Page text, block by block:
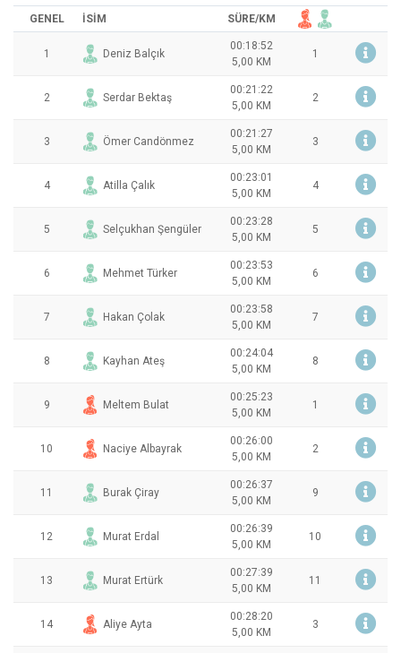
GENEL İSİM SÜRE/KM
1 Deniz Balçık
00:18:52
5,00 KM
1
2 Serdar Bektaş
00:21:22
5,00 KM
2
3 Ömer Candönmez
00:21:27
5,00 KM
3
4 Atilla Çalık
00:23:01
5,00 KM
4
5 Selçukhan Şengüler
00:23:28
5,00 KM
5
6 Mehmet Türker
00:23:53
5,00 KM
6
7 Hakan Çolak
00:23:58
5,00 KM
7
8 Kayhan Ateş
00:24:04
5,00 KM
8
9 Meltem Bulat
00:25:23
5,00 KM
1
10 Naciye Albayrak
00:26:00
5,00 KM
2
11 Burak Çiray
00:26:37
5,00 KM
9
12 Murat Erdal
00:26:39
5,00 KM
10
13 Murat Ertürk
00:27:39
5,00 KM
11
14 Aliye Ayta
00:28:20
5,00 KM
3